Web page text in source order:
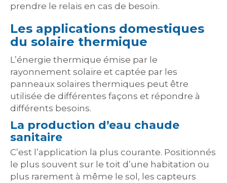
prendre le relais en cas de besoin.
Les applications domestiques
du solaire thermique
L’énergie thermique émise par le
rayonnement solaire et captée par les
panneaux solaires thermiques peut être
utilisée de différentes façons et répondre à
différents besoins.
La production d’eau chaude
sanitaire
C’est l’application la plus courante. Positionnés
le plus souvent sur le toit d’une habitation ou
plus rarement à même le sol, les capteurs